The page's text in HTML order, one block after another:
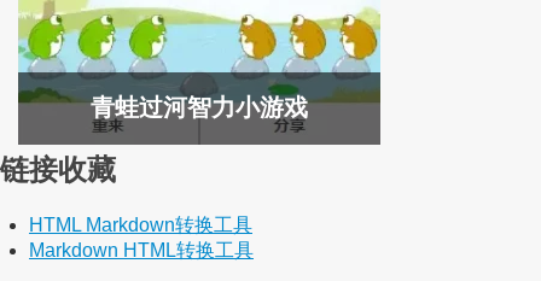
青蛙过河智力小游戏
链接收藏
HTML Markdown转换工具
Markdown HTML转换工具